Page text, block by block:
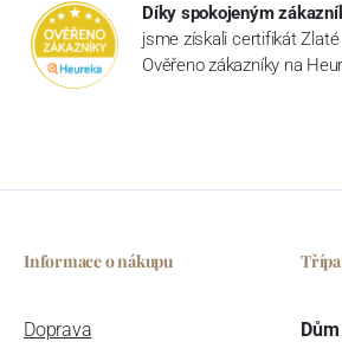
Díky spokojeným
jsme získali certifikát Zlaté
Ověřeno zákazníky na
Informace o nákupu
Doprava